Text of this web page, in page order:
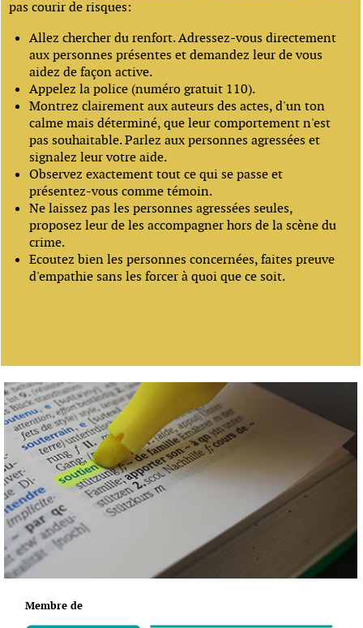
pas courir de risques:
Allez chercher du renfort. Adressez-vous directement
aux personnes présentes et demandez leur de vous
aidez de façon active.
Appelez la police (numéro gratuit 110).
Montrez clairement aux auteurs des actes, d'un ton
calme mais déterminé, que leur comportement n'est
pas souhaitable. Parlez aux personnes agressées et
signalez leur votre aide.
Observez exactement tout ce qui se passe et
présentez-vous comme témoin.
Ne laissez pas les personnes agressées seules,
proposez leur de les accompagner hors de la scène du
crime.
Ecoutez bien les personnes concernées, faites preuve
d'empathie sans les forcer à quoi que ce soit.
Membre de